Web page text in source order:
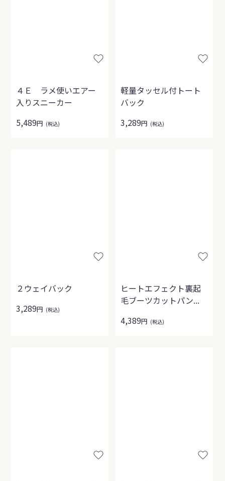
４Ｅ ラメ使いエアー
入りスニーカー
5,489円 (税込)
軽量タッセル付トート
バック
3,289円 (税込)
２ウェイバック
3,289円 (税込)
ヒートエフェクト裏起
毛ブーツカットパン...
4,389円 (税込)